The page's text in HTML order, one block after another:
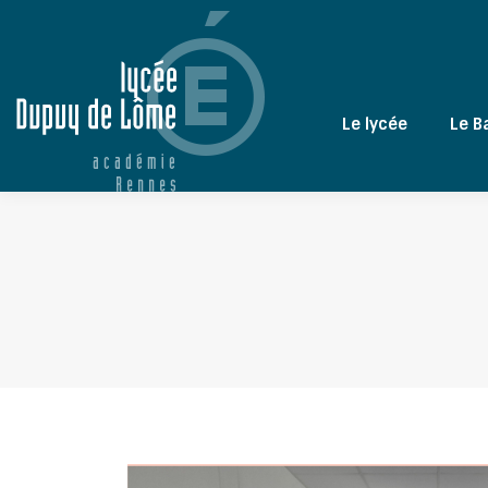
Le lycée Le